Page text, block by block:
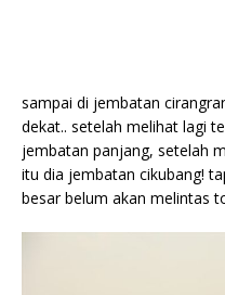
sampai di jembatan
dekat.. setelah melihat lagi
jembatan panjang, setelah
itu dia jembatan cikubang!
besar belum akan melintas